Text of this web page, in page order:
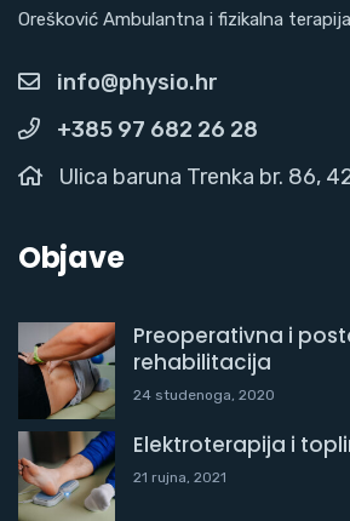
Orešković Ambulantna i fizikalna
info@physio.hr
+385 97 682 26 28
Ulica baruna Trenka br. 86,
Objave
Preoperativna i
rehabilitacija
24 studenoga, 2020
Elektroterapija i
21 rujna, 2021